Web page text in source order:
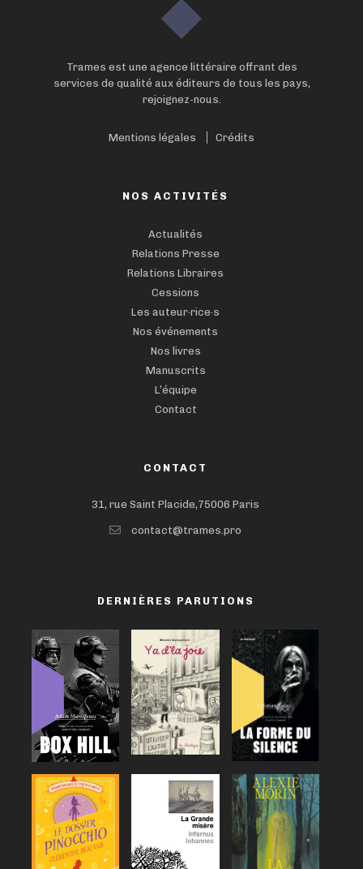
Trames est une agence littéraire offrant des
services de qualité aux éditeurs de tous les pays,
rejoignez-nous.
Mentions légales Crédits
NOS ACTIVITÉS
Actualités
Relations Presse
Relations Libraires
Cessions
Les auteur·rice·s
Nos événements
Nos livres
Manuscrits
L’équipe
Contact
CONTACT
31, rue Saint Placide,75006 Paris
contact@trames.pro
DERNIÈRES PARUTIONS